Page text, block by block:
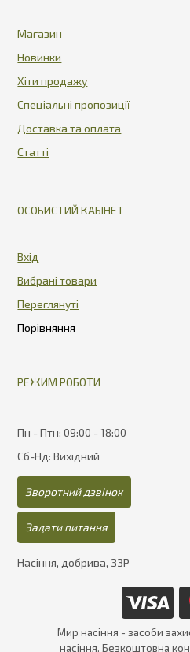
Магазин
Новинки
Хіти продажу
Спеціальні пропозиції
Доставка та оплата
Статті
ОСОБИСТИЙ КАБІНЕТ
Вхід
Вибрані товари
Переглянуті
РЕЖИМ РОБОТИ
Пн - Птн: 09:00 - 18:00
Сб-Нд: Вихідний
Зворотний дзвінок
Задати питання
Насіння, добрива, ЗЗР
Мир насіння - засоби
насіння. Безкоштовна